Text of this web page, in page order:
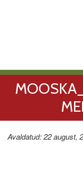
Avaldatud: 22 august,